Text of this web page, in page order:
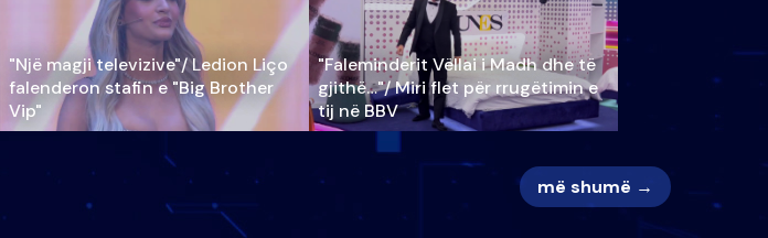
"Një magji televizive"/ Ledion Liço
falenderon stafin e "Big Brother
Vip"
"Faleminderit Vëllai i Madh dhe të
gjithë…"/ Miri flet për rrugëtimin e
tij në BBV
më shumë →